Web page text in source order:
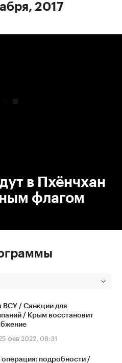
2017
в Пхёнчхан
флагом
ВСУ / Санкции для
/ Крым восстановит
фев 2022, 08:31
операция: подробности /